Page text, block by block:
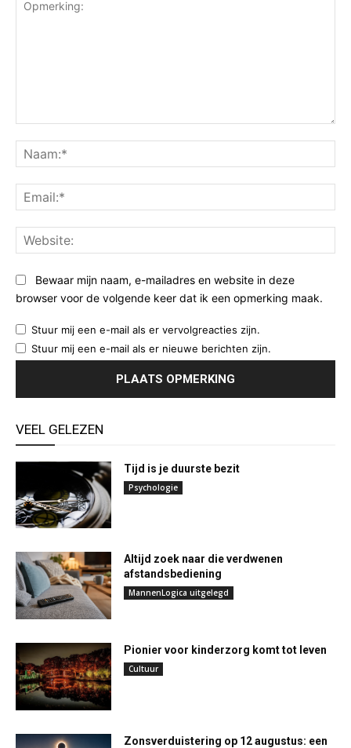
Bewaar mijn naam, e-mailadres en website in deze
browser voor de volgende keer dat ik een opmerking maak.
Stuur mij een e-mail als er vervolgreacties zijn.
Stuur mij een e-mail als er nieuwe berichten zijn.
VEEL GELEZEN
Tijd is je duurste bezit
Psychologie
Altijd zoek naar die verdwenen
afstandsbediening
MannenLogica uitgelegd
Pionier voor kinderzorg komt tot leven
Cultuur
Zonsverduistering op 12 augustus: een